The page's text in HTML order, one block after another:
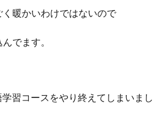
暖かいわけではないので
でます。
習コースをやり終えてしまいまし